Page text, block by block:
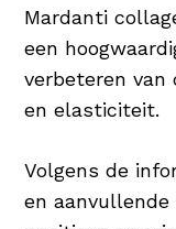
Mardanti
een
verbeteren
en elasticiteit.
Volgens de
en